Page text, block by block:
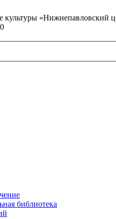
«Нижнепавловский
библиотека